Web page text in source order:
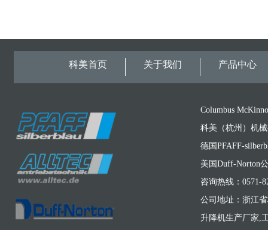
科美首页 关于我们 产品中心
Columbus
科美（杭州）机
德国PFAFF-
美国Duff-Norton
咨询热线：0571-
公司地址：浙江
升降机生产厂家,